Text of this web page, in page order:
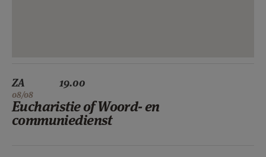
ZA
08/08
19.00
Eucharistie of Woord- en
communiedienst